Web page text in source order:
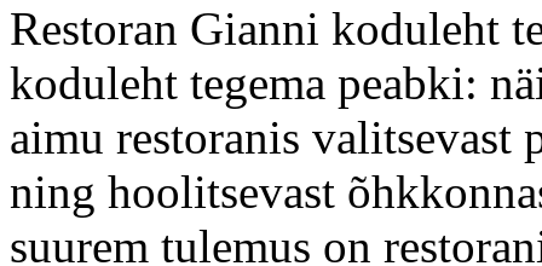
Restoran Gianni koduleht
koduleht tegema peabki:
aimu restoranis valitsevast
ning hoolitsevast
suurem tulemus on